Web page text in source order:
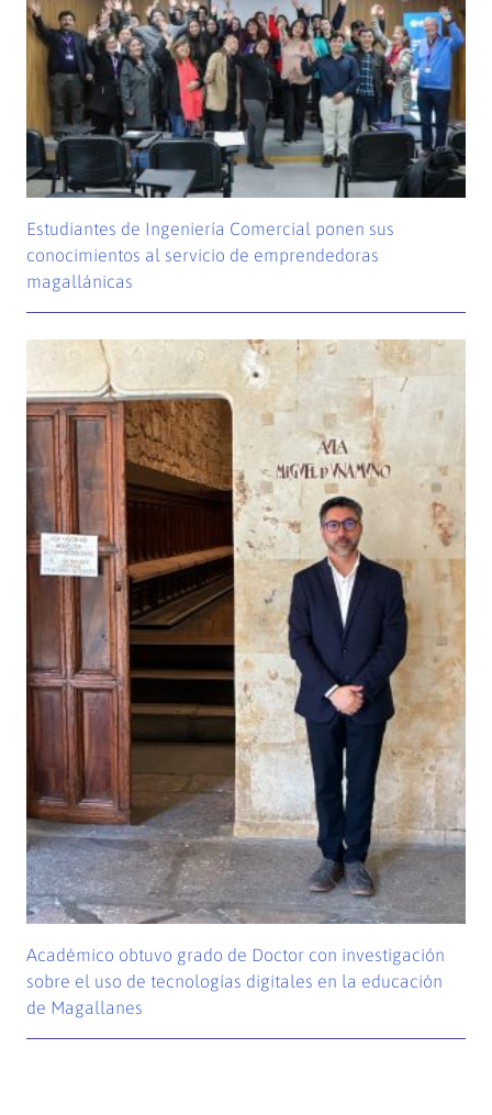
Estudiantes de Ingeniería Comercial ponen sus
conocimientos al servicio de emprendedoras
magallánicas
Académico obtuvo grado de Doctor con investigación
sobre el uso de tecnologías digitales en la educación
de Magallanes